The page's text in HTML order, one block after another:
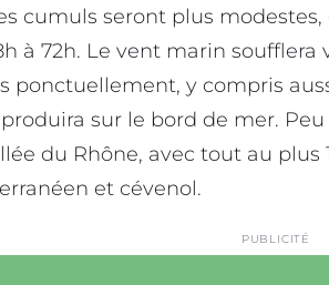
cumuls seront plus modestes,
à 72h. Le vent marin
ponctuellement, y compris
sur le bord de mer.
du Rhône, avec tout au
et cévenol.
PUBLICITÉ